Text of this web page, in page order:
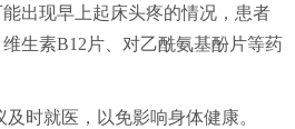
出现早上起床头疼的情况，患者
生素B12片、对乙酰氨基酚片等药
时就医，以免影响身体健康。